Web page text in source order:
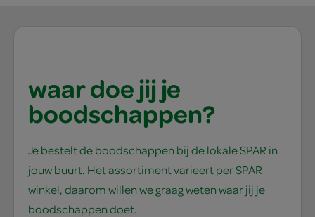
waar doe jij je
boodschappen?
Je bestelt de boodschappen bij de lokale SPAR in
jouw buurt. Het assortiment varieert per SPAR
winkel, daarom willen we graag weten waar jij je
boodschappen doet.